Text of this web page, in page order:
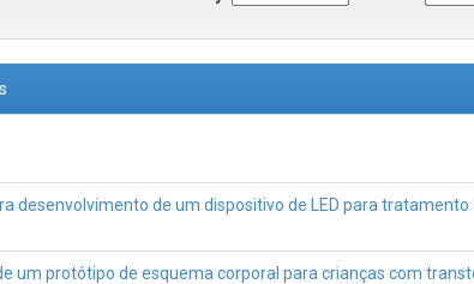
desenvolvimento de um dispositivo de LED para tratamento
um protótipo de esquema corporal para crianças com